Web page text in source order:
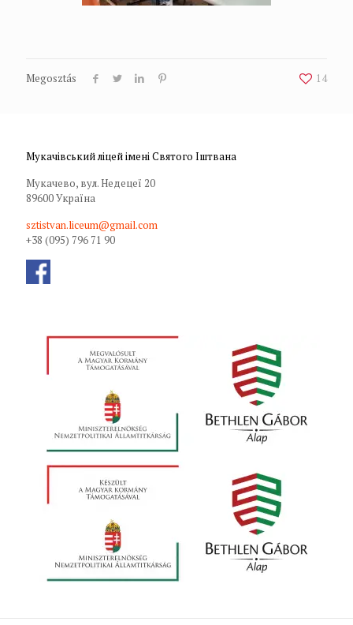
Megosztás 14
Мукачівський ліцей імені Святого Іштвана
Мукачево, вул. Недецеї 20
89600 Україна
sztistvan.liceum@gmail.com
+38 (095) 796 71 90